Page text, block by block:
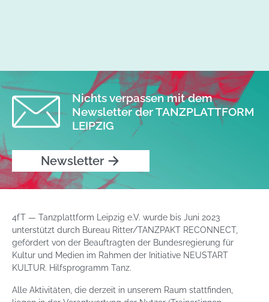
Nichts verpassen mit dem
Newsletter der TANZPLATTFORM
LEIPZIG
Newsletter
4fT — Tanzplattform Leipzig e.V. wurde bis Juni 2023
unterstützt durch Bureau Ritter/TANZPAKT RECONNECT,
gefördert von der Beauftragten der Bundesregierung für
Kultur und Medien im Rahmen der Initiative NEUSTART
KULTUR. Hilfsprogramm Tanz.
Alle Aktivitäten, die derzeit in unserem Raum stattfinden,